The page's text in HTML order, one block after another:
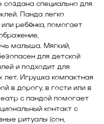
специально для
Панда легко
ребёнка, помогает
малыша. Мягкий,
для детской
и подходит для
лет. Игрушка компактная
в дорогу, в гости или в
с пандой помогает
контакт с
ритуалы (сон,